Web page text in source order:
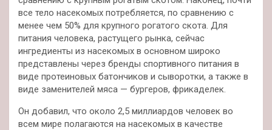
все тело насекомых потребляется, по сравнению с
менее чем 50% для крупного рогатого скота. Для
питания человека, растущего рынка, сейчас
ингредиенты из насекомых в основном широко
представлены через бренды спортивного питания в
виде протеиновых батончиков и сыворотки, а также в
виде заменителей мяса — бургеров, фрикаделек.
Он добавил, что около 2,5 миллиардов человек во
всем мире полагаются на насекомых в качестве